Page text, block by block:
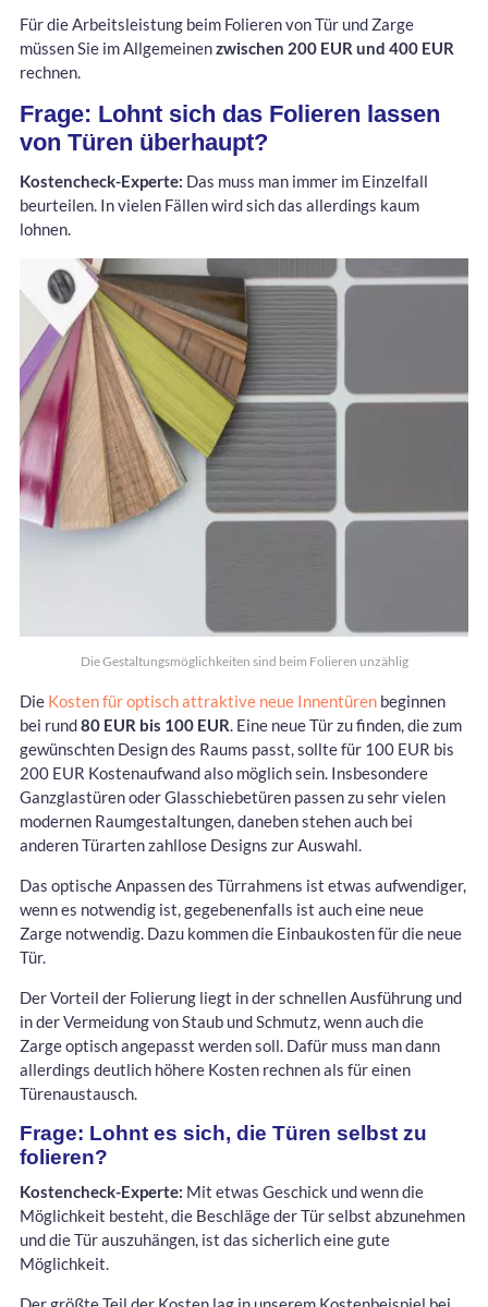
Für die Arbeitsleistung beim Folieren von Tür und Zarge
müssen Sie im Allgemeinenzwischen 200 EUR und 400 EUR
rechnen.
Frage: Lohnt sich das Folieren lassen
von Türen überhaupt?
Kostencheck-Experte: Das muss man immer im Einzelfall
beurteilen. In vielen Fällen wird sich das allerdings kaum
lohnen.
Die Gestaltungsmöglichkeiten sind beim Folieren unzählig
Die Kosten für optisch attraktive neue Innentüren beginnen
bei rund80 EUR bis 100 EUR. Eine neue Tür zu finden, die zum
gewünschten Design des Raums passt, sollte für 100 EUR bis
200 EUR Kostenaufwand also möglich sein. Insbesondere
Ganzglastüren oder Glasschiebetüren passen zu sehr vielen
modernen Raumgestaltungen, daneben stehen auch bei
anderen Türarten zahllose Designs zur Auswahl.
Das optische Anpassen des Türrahmens ist etwas aufwendiger,
wenn es notwendig ist, gegebenenfalls ist auch eine neue
Zarge notwendig. Dazu kommen die Einbaukosten für die neue
Tür.
Der Vorteil der Folierung liegt in der schnellen Ausführung und
in der Vermeidung von Staub und Schmutz, wenn auch die
Zarge optisch angepasst werden soll. Dafür muss man dann
allerdings deutlich höhere Kosten rechnen als für einen
Türenaustausch.
Frage: Lohnt es sich, die Türen selbst zu
folieren?
Kostencheck-Experte: Mit etwas Geschick und wenn die
Möglichkeit besteht, die Beschläge der Tür selbst abzunehmen
und die Tür auszuhängen, ist das sicherlich eine gute
Möglichkeit.